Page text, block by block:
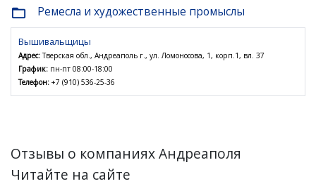
folder_open Ремесла и художественные промыслы
Вышивальщицы
Адрес:Тверская обл., Андреаполь г., ул. Ломоносова, 1, корп.1, вл. 37
График: пн-пт 08:00-18:00
Телефон: +7 (910) 536-25-36
Отзывы о компаниях Андреаполя
Читайте на сайте